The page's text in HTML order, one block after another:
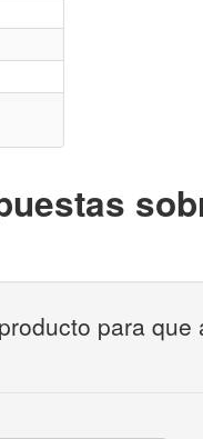
para que